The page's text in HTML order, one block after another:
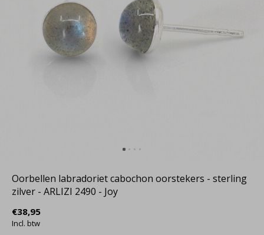
Oorbellen labradoriet cabochon oorstekers - sterling
zilver - ARLIZI 2490 - Joy
€38,95
Incl. btw